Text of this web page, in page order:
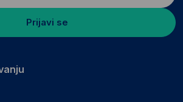
Prijavi se